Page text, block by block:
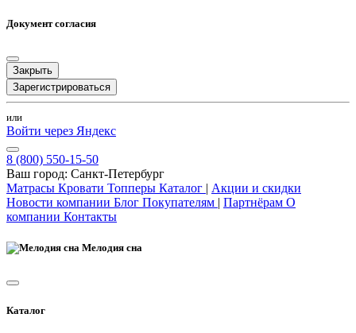
Документ согласия
Закрыть
Зарегистрироваться
или
Войти через Яндекс
8 (800) 550-15-50
Ваш город: Санкт-Петербург
Матрасы Кровати Топперы Каталог | Акции и скидки
Новости компании Блог Покупателям | Партнёрам О
компании Контакты
Мелодия сна
Каталог